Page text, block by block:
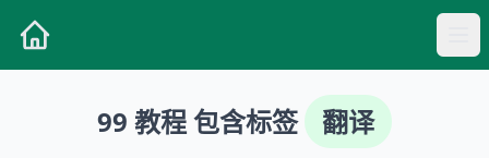
99 教程 包含标签 翻译